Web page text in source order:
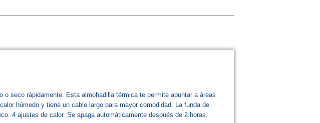
seco rápidamente. Esta almohadilla térmica te permite apuntar a áreas
húmedo y tiene un cable largo para mayor comodidad. La funda de
4 ajustes de calor. Se apaga automáticamente después de 2 horas.